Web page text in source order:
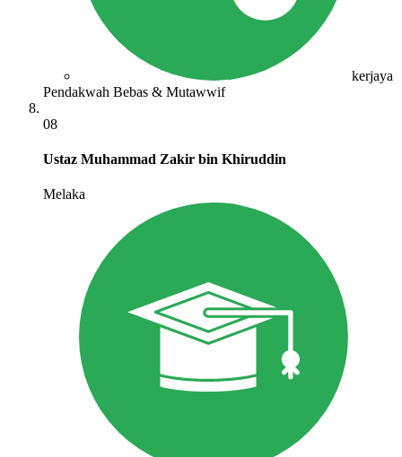
kerjaya
Pendakwah Bebas & Mutawwif
08
Ustaz Muhammad Zakir bin Khiruddin
Melaka